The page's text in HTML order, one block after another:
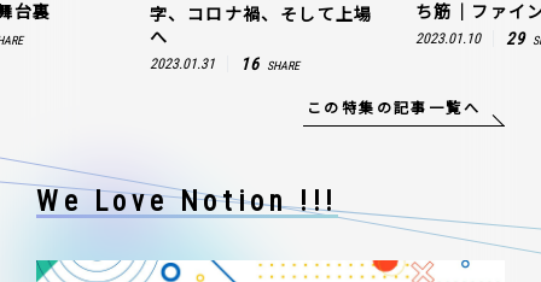
台裏
字、コロナ禍、そして上場
へ
2023.01.31 16 SHARE
ち筋｜ファイ
2023.01.10 29
この特集の記事一覧へ
We Love Notion !!!